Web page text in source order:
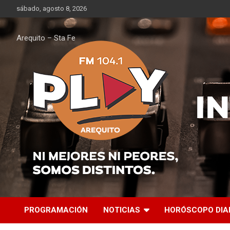
al
contenido
sábado, agosto 8, 2026
Arequito – Sta Fe
PROGRAMACIÓN NOTICIAS HORÓSCOPO